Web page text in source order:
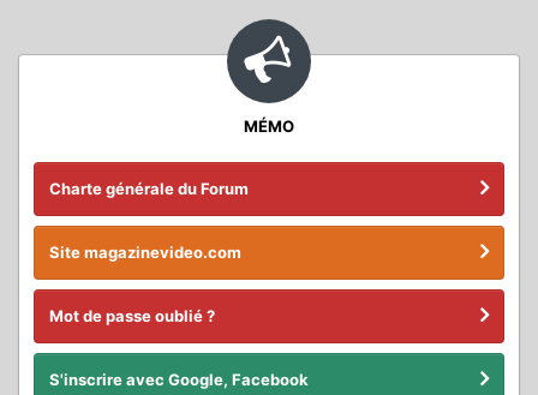
MÉMO
Charte générale du Forum
Site magazinevideo.com
Mot de passe oublié ?
S'inscrire avec Google, Facebook